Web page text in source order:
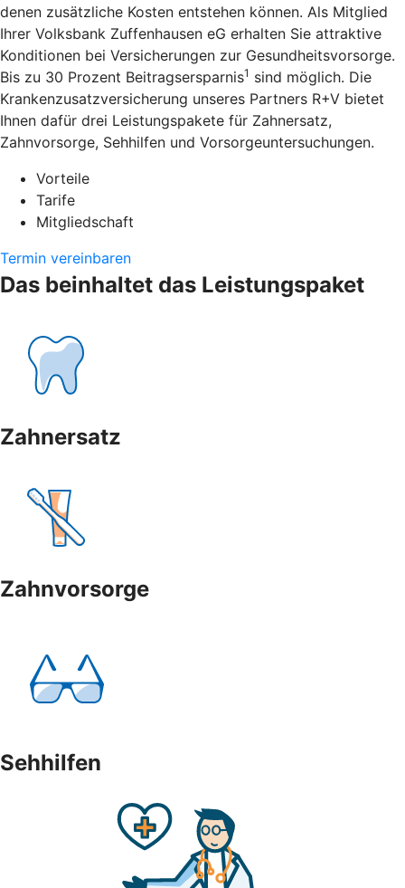
denen zusätzliche Kosten entstehen können. Als Mitglied
Ihrer Volksbank Zuffenhausen eG erhalten Sie attraktive
Konditionen bei Versicherungen zur Gesundheitsvorsorge.
Bis zu 30 Prozent Beitragsersparnis1 sind möglich. Die
Krankenzusatzversicherung unseres Partners R+V bietet
Ihnen dafür drei Leistungspakete für Zahnersatz,
Zahnvorsorge, Sehhilfen und Vorsorgeuntersuchungen.
Vorteile
Tarife
Mitgliedschaft
Termin vereinbaren
Das beinhaltet das Leistungspaket
Zahnersatz
Zahnvorsorge
Sehhilfen